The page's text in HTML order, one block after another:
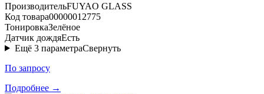
ПроизводительFUYAO GLASS
Код товара00000012775
ТонировкаЗелёное
Датчик дождяЕсть
Ещё 3 параметраСвернуть
По запросу
Подробнее →